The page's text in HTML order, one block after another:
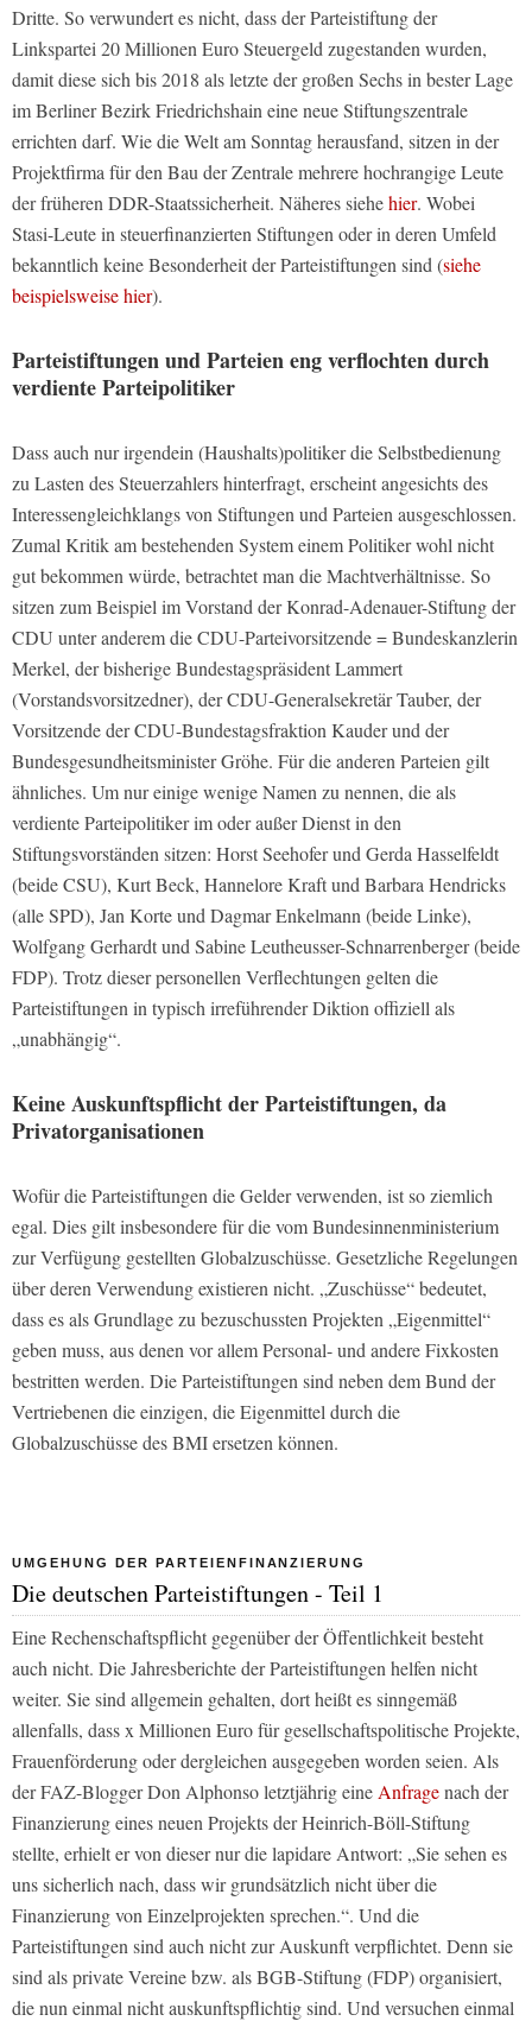
Dritte. So verwundert es nicht, dass der Parteistiftung der
Linkspartei 20 Millionen Euro Steuergeld zugestanden wurden,
damit diese sich bis 2018 als letzte der großen Sechs in bester Lage
im Berliner Bezirk Friedrichshain eine neue Stiftungszentrale
errichten darf. Wie die Welt am Sonntag herausfand, sitzen in der
Projektfirma für den Bau der Zentrale mehrere hochrangige Leute
der früheren DDR-Staatssicherheit. Näheres siehehier. Wobei
Stasi-Leute in steuerfinanzierten Stiftungen oder in deren Umfeld
bekanntlich keine Besonderheit der Parteistiftungen sind (siehe
beispielsweise hier).
Parteistiftungen und Parteien eng verflochten durch
verdiente Parteipolitiker
Dass auch nur irgendein (Haushalts)politiker die Selbstbedienung
zu Lasten des Steuerzahlers hinterfragt, erscheint angesichts des
Interessengleichklangs von Stiftungen und Parteien ausgeschlossen.
Zumal Kritik am bestehenden System einem Politiker wohl nicht
gut bekommen würde, betrachtet man die Machtverhältnisse. So
sitzen zum Beispiel im Vorstand der Konrad-Adenauer-Stiftung der
CDU unter anderem die CDU-Parteivorsitzende = Bundeskanzlerin
Merkel, der bisherige Bundestagspräsident Lammert
(Vorstandsvorsitzedner), der CDU-Generalsekretär Tauber, der
Vorsitzende der CDU-Bundestagsfraktion Kauder und der
Bundesgesundheitsminister Gröhe. Für die anderen Parteien gilt
ähnliches. Um nur einige wenige Namen zu nennen, die als
verdiente Parteipolitiker im oder außer Dienst in den
Stiftungsvorständen sitzen: Horst Seehofer und Gerda Hasselfeldt
(beide CSU), Kurt Beck, Hannelore Kraft und Barbara Hendricks
(alle SPD), Jan Korte und Dagmar Enkelmann (beide Linke),
Wolfgang Gerhardt und Sabine Leutheusser-Schnarrenberger (beide
FDP). Trotz dieser personellen Verflechtungen gelten die
Parteistiftungen in typisch irreführender Diktion offiziell als
„unabhängig“.
Keine Auskunftspflicht der Parteistiftungen, da
Privatorganisationen
Wofür die Parteistiftungen die Gelder verwenden, ist so ziemlich
egal. Dies gilt insbesondere für die vom Bundesinnenministerium
zur Verfügung gestellten Globalzuschüsse. Gesetzliche Regelungen
über deren Verwendung existieren nicht. „Zuschüsse“ bedeutet,
dass es als Grundlage zu bezuschussten Projekten „Eigenmittel“
geben muss, aus denen vor allem Personal- und andere Fixkosten
bestritten werden. Die Parteistiftungen sind neben dem Bund der
Vertriebenen die einzigen, die Eigenmittel durch die
Globalzuschüsse des BMI ersetzen können.
UMGEHUNG DER PARTEIENFINANZIERUNG
Die deutschen Parteistiftungen - Teil 1
Eine Rechenschaftspflicht gegenüber der Öffentlichkeit besteht
auch nicht. Die Jahresberichte der Parteistiftungen helfen nicht
weiter. Sie sind allgemein gehalten, dort heißt es sinngemäß
allenfalls, dass x Millionen Euro für gesellschaftspolitische Projekte,
Frauenförderung oder dergleichen ausgegeben worden seien. Als
der FAZ-Blogger Don Alphonso letztjährig eine Anfragenach der
Finanzierung eines neuen Projekts der Heinrich-Böll-Stiftung
stellte, erhielt er von dieser nur die lapidare Antwort: „Sie sehen es
uns sicherlich nach, dass wir grundsätzlich nicht über die
Finanzierung von Einzelprojekten sprechen.“. Und die
Parteistiftungen sind auch nicht zur Auskunft verpflichtet. Denn sie
sind als private Vereine bzw. als BGB-Stiftung (FDP) organisiert,
die nun einmal nicht auskunftspflichtig sind. Und versuchen einmal